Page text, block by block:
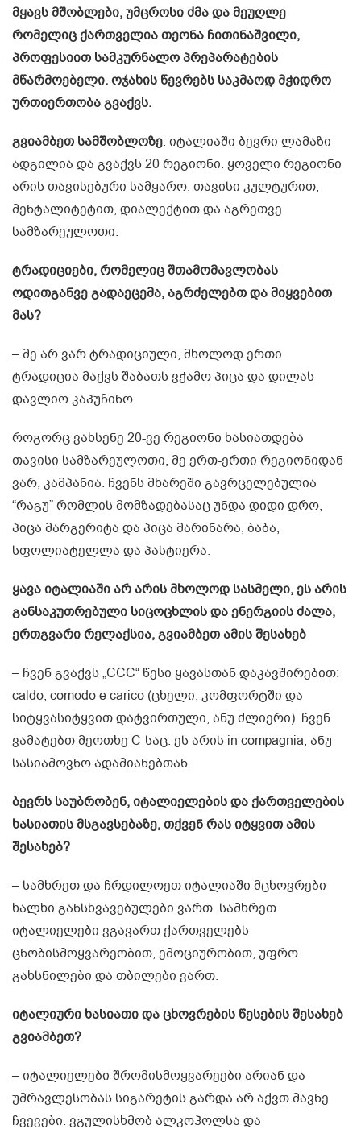
მყავს მშობლები, უმცროსი ძმა და მეუღლე
რომელიც ქართველია თეონა ჩითინაშვილი,
პროფესიით სამკურნალო პრეპარატების
მწარმოებელი. ოჯახის წევრებს საკმაოდ მჭიდრო
ურთიერთობა გვაქვს.
გვიამბეთ სამშობლოზე: იტალიაში ბევრი ლამაზი
ადგილია და გვაქვს 20 რეგიონი. ყოველი რეგიონი
არის თავისებური სამყარო, თავისი კულტურით,
მენტალიტეტით, დიალექტით და აგრეთვე
სამზარეულოთი.
ტრადიციები, რომელიც შთამომავლობას
ოდითგანვე გადაეცემა, აგრძელებთ და მიყვებით
მას?
– მე არ ვარ ტრადიციული, მხოლოდ ერთი
ტრადიცია მაქვს შაბათს ვჭამო პიცა და დილას
დავლიო კაპუჩინო.
როგორც ვახსენე 20-ვე რეგიონი ხასიათდება
თავისი სამზარეულოთი, მე ერთ-ერთი რეგიონიდან
ვარ, კამპანია. ჩვენს მხარეში გავრცელებულია
“რაგუ” რომლის მომზადებასაც უნდა დიდი დრო,
პიცა მარგერიტა და პიცა მარინარა, ბაბა,
სფოლიატელლა და პასტიერა.
ყავა იტალიაში არ არის მხოლოდ სასმელი, ეს არის
განსაკუთრებული სიცოცხლის და ენერგიის ძალა,
ერთგვარი რელაქსია, გვიამბეთ ამის შესახებ
– ჩვენ გვაქვს „CCC“ წესი ყავასთან დაკავშირებით:
caldo, comodo e carico (ცხელი, კომფორტში და
სიტყვასიტყვით დატვირთული, ანუ ძლიერი). ჩვენ
ვამატებთ მეოთხე C-საც: ეს არის in compagnia, ანუ
სასიამოვნო ადამიანებთან.
ბევრს საუბრობენ, იტალიელების და ქართველების
ხასიათის მსგავსებაზე, თქვენ რას იტყვით ამის
შესახებ?
– სამხრეთ და ჩრდილოეთ იტალიაში მცხოვრები
ხალხი განსხვავებულები ვართ. სამხრეთ
იტალიელები ვგავართ ქართველებს
ცნობისმოყვარეობით, ემოციურობით, უფრო
გახსნილები და თბილები ვართ.
იტალიური ხასიათი და ცხოვრების წესების შესახებ
გვიამბეთ?
– იტალიელები შრომისმოყვარეები არიან და
უმრავლესობას სიგარეტის გარდა არ აქვთ მავნე
ჩვევები. ვგულისხმობ ალკოჰოლსა და